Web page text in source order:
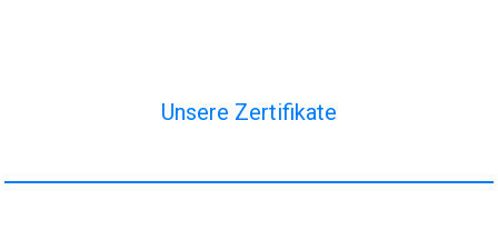
Unsere Zertifikate